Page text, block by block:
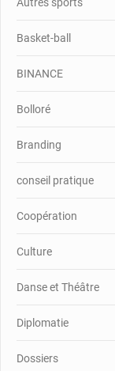
Autres sports
Basket-ball
BINANCE
Bolloré
Branding
conseil pratique
Coopération
Culture
Danse et Théâtre
Diplomatie
Dossiers